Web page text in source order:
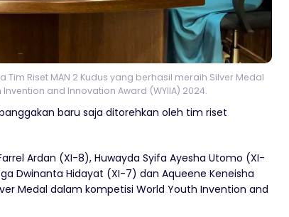
Tim Riset MAN 2 Kudus yang berhasil meraih Silver Medal
and Innovation Award (WYIIA) 2024.
baru saja ditorehkan oleh tim riset
Ardan (XI-8), ⁠Huwayda Syifa Ayesha Utomo (XI-
Dwinanta Hidayat (XI-7) dan ⁠Aqueene Keneisha
Medal dalam kompetisi World Youth Invention and